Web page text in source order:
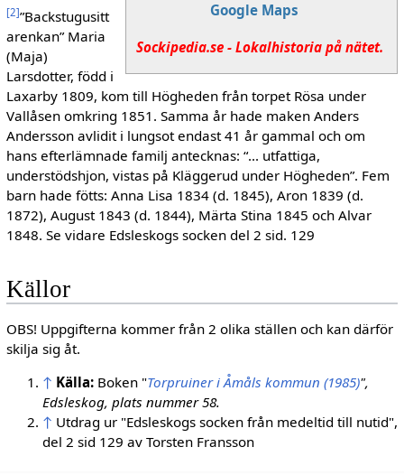
Google Maps
Sockipedia.se - Lokalhistoria på nätet.
[2]”Backstugusitt
arenkan” Maria
(Maja)
Larsdotter, född i
Laxarby 1809, kom till Högheden från torpet Rösa under
Vallåsen omkring 1851. Samma år hade maken Anders
Andersson avlidit i lungsot endast 41 år gammal och om
hans efterlämnade familj antecknas: “... utfattiga,
understödshjon, vistas på Kläggerud under Högheden”. Fem
barn hade fötts: Anna Lisa 1834 (d. 1845), Aron 1839 (d.
1872), August 1843 (d. 1844), Märta Stina 1845 och Alvar
1848. Se vidare Edsleskogs socken del 2 sid. 129
Källor
OBS! Uppgifterna kommer från 2 olika ställen och kan därför
skilja sig åt.
↑ Källa:Boken "Torpruiner i Åmåls kommun (1985)",
Edsleskog, plats nummer 58.
↑ Utdrag ur "Edsleskogs socken från medeltid till nutid",
del 2 sid 129 av Torsten Fransson